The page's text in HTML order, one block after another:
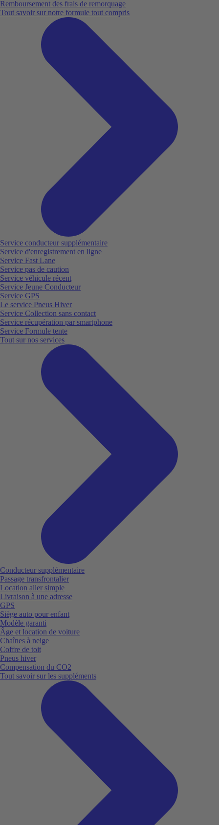
Remboursement des frais de remorquage
Tout savoir sur notre formule tout compris
Service conducteur supplémentaire
Service d'enregistrement en ligne
Service Fast Lane
Service pas de caution
Service véhicule récent
Service Jeune Conducteur
Service GPS
Le service Pneus Hiver
Service Collection sans contact
Service récupération par smartphone
Service Formule tente
Tout sur nos services
Conducteur supplémentaire
Passage transfrontalier
Location aller simple
Livraison à une adresse
GPS
Siège auto pour enfant
Modèle garanti
Âge et location de voiture
Chaînes à neige
Coffre de toit
Pneus hiver
Compensation du CO2
Tout savoir sur les suppléments